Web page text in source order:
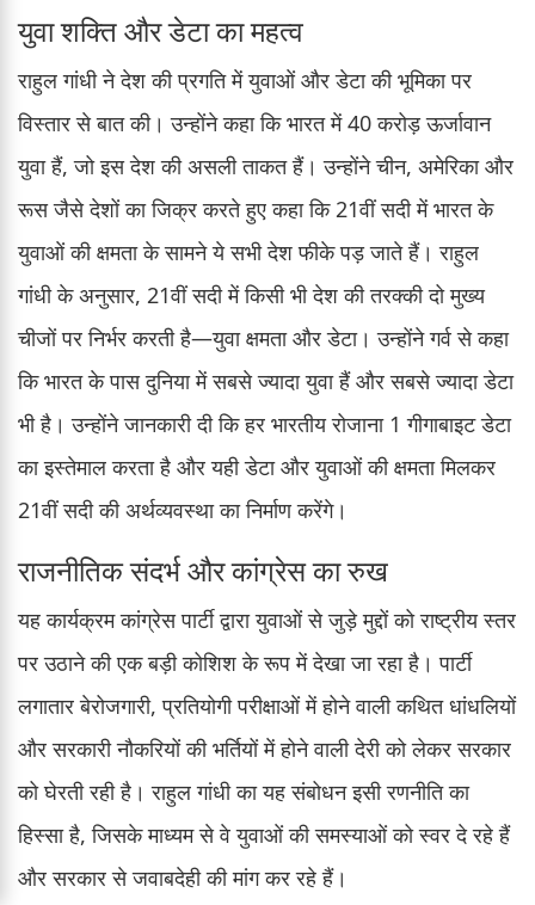
युवा शक्ति और डेटा का महत्व
राहुल गांधी ने देश की प्रगति में युवाओं और डेटा की भूमिका पर
विस्तार से बात की। उन्होंने कहा कि भारत में 40 करोड़ ऊर्जावान
युवा हैं, जो इस देश की असली ताकत हैं। उन्होंने चीन, अमेरिका और
रूस जैसे देशों का जिक्र करते हुए कहा कि 21वीं सदी में भारत के
युवाओं की क्षमता के सामने ये सभी देश फीके पड़ जाते हैं। राहुल
गांधी के अनुसार, 21वीं सदी में किसी भी देश की तरक्की दो मुख्य
चीजों पर निर्भर करती है—युवा क्षमता और डेटा। उन्होंने गर्व से कहा
कि भारत के पास दुनिया में सबसे ज्यादा युवा हैं और सबसे ज्यादा डेटा
भी है। उन्होंने जानकारी दी कि हर भारतीय रोजाना 1 गीगाबाइट डेटा
का इस्तेमाल करता है और यही डेटा और युवाओं की क्षमता मिलकर
21वीं सदी की अर्थव्यवस्था का निर्माण करेंगे।
राजनीतिक संदर्भ और कांग्रेस का रुख
यह कार्यक्रम कांग्रेस पार्टी द्वारा युवाओं से जुड़े मुद्दों को राष्ट्रीय स्तर
पर उठाने की एक बड़ी कोशिश के रूप में देखा जा रहा है। पार्टी
लगातार बेरोजगारी, प्रतियोगी परीक्षाओं में होने वाली कथित धांधलियों
और सरकारी नौकरियों की भर्तियों में होने वाली देरी को लेकर सरकार
को घेरती रही है। राहुल गांधी का यह संबोधन इसी रणनीति का
हिस्सा है, जिसके माध्यम से वे युवाओं की समस्याओं को स्वर दे रहे हैं
और सरकार से जवाबदेही की मांग कर रहे हैं।